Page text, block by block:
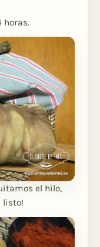
horas.
el hilo,
listo!